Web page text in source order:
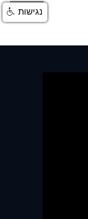
התחברות
נגישות